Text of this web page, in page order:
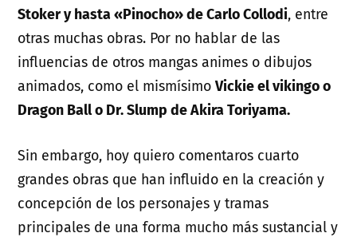
Stoker y hasta «Pinocho» de Carlo Collodi, entre
otras muchas obras. Por no hablar de las
influencias de otros mangas animes o dibujos
animados, como el mismísimoVickie el vikingo o
Dragon Ball o Dr. Slump de Akira Toriyama.
Sin embargo, hoy quiero comentaros cuarto
grandes obras que han influido en la creación y
concepción de los personajes y tramas
principales de una forma mucho más sustancial y